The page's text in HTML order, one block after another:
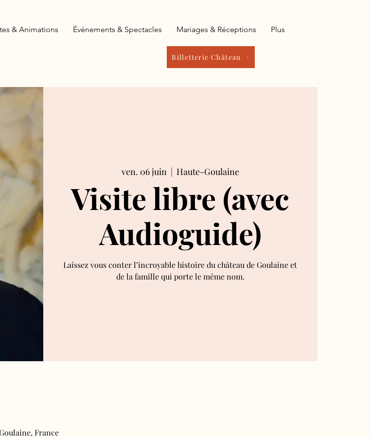
Billetterie Château
& Animations Événements & Spectacles Mariages & Réceptions Plus
ven. 06 juin
  |
Haute-Goulaine
Visite libre (avec
Audioguide)
Laissez vous conter l’incroyable histoire du château de Goulaine et
de la famille qui porte le même nom.
France